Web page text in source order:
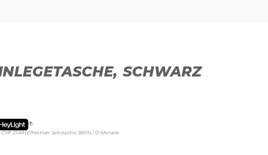
SCHWARZ
31.44 | Effektiver Jahreszins: 9.90% | 12 Monate.